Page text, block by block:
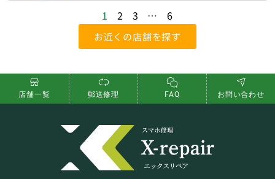
1 2 3 … 6
お近くの店舗を探す
店舗一覧 郵送修理 FAQ お問い合わせ